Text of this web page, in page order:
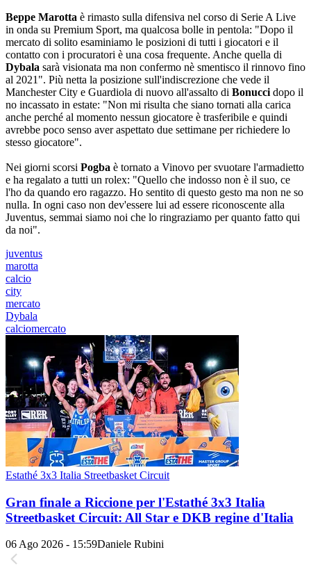
Beppe Marotta è rimasto sulla difensiva nel corso di Serie A Live
in onda su Premium Sport, ma qualcosa bolle in pentola: "Dopo il
mercato di solito esaminiamo le posizioni di tutti i giocatori e il
contatto con i procuratori è una cosa frequente. Anche quella di
Dybala sarà visionata ma non confermo nè smentisco il rinnovo fino
al 2021". Più netta la posizione sull'indiscrezione che vede il
Manchester City e Guardiola di nuovo all'assalto di Bonucci dopo il
no incassato in estate: "Non mi risulta che siano tornati alla carica
anche perché al momento nessun giocatore è trasferibile e quindi
avrebbe poco senso aver aspettato due settimane per richiedere lo
stesso giocatore".
Nei giorni scorsi Pogba è tornato a Vinovo per svuotare l'armadietto
e ha regalato a tutti un rolex: "Quello che indosso non è il suo, ce
l'ho da quando ero ragazzo. Ho sentito di questo gesto ma non ne so
nulla. In ogni caso non dev'essere lui ad essere riconoscente alla
Juventus, semmai siamo noi che lo ringraziamo per quanto fatto qui
da noi".
juventus
marotta
calcio
city
mercato
Dybala
calciomercato
Estathé 3x3 Italia Streetbasket Circuit
Gran finale a Riccione per l'Estathé 3x3 Italia
Streetbasket Circuit: All Star e DKB regine d'Italia
06 Ago 2026 - 15:59Daniele Rubini